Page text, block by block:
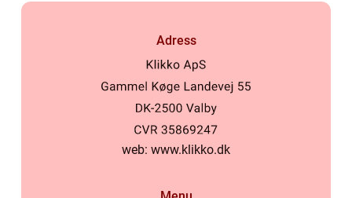
Adress
web: www.klikko.dk